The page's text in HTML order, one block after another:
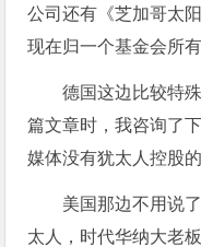
公司还有《芝加哥太
现在归一个基金会所有
德国这边比较特
篇文章时，我咨询了
媒体没有犹太人控股的
美国那边不用说
太人，时代华纳大老